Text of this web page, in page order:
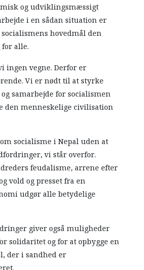
og udviklingsmæssigt
i en sådan situation er
hovedmål den
alle.
ingen vegne. Derfor er
Vi er nødt til at styrke
samarbejde for socialismen
den menneskelige civilisation
socialisme i Nepal uden at
vi står overfor.
feudalisme, arrene efter
vold og presset fra en
udgør alle betydelige
giver også muligheder
solidaritet og for at opbygge en
der i sandhed er